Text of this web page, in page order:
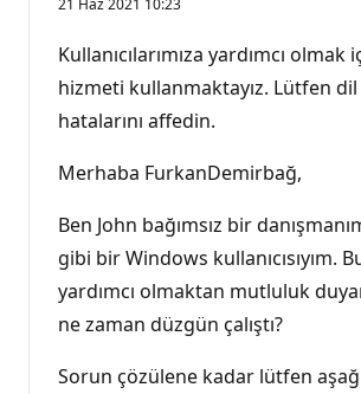
Kullanıcılarımıza yardımcı olmak
hizmeti kullanmaktayız. Lütfen
hatalarını affedin.
Merhaba FurkanDemirbağ,
Ben John bağımsız bir
gibi bir Windows kullanıcısıyım.
yardımcı olmaktan mutluluk
ne zaman düzgün çalıştı?
Sorun çözülene kadar lütfen